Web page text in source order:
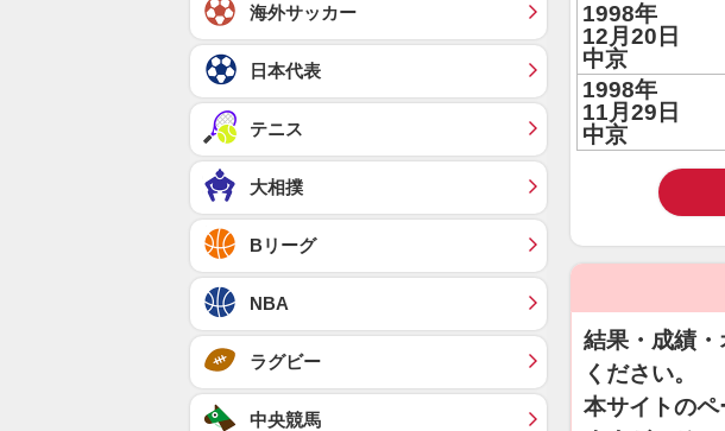
1998年
12月20日
中京
1998年
11月29日
中京
結果・成績
ください。
本サイトの
海外サッカー
日本代表
テニス
大相撲
Bリーグ
NBA
ラグビー
中央競馬